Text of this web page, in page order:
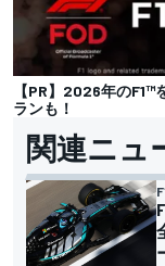
【PR】2026年のF1™
ランも！
関連ニュ